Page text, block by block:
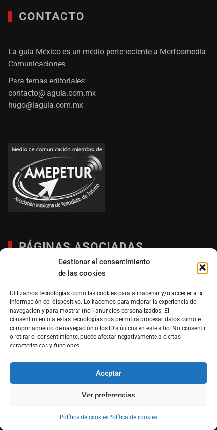
Gestionar el consentimiento
de las cookies
Utilizamos tecnologías como las cookies para almacenar y/o acceder a la
información del dispositivo. Lo hacemos para mejorar la experiencia de
navegación y para mostrar (no-) anuncios personalizados. El
consentimiento a estas tecnologías nos permitirá procesar datos como el
comportamiento de navegación o los ID's únicos en este sitio. No consentir
o retirar el consentimiento, puede afectar negativamente a ciertas
características y funciones.
Aceptar
Ver preferencias
Política de cookiesPolítica de cookies
CONTACTO
La gula México es un medio perteneciente a Morfosmedia
Comunicaciones.
Para temas editoriales:
contacto@lagula.com.mx
hugo@lagula.com.mx
PÁGINAS ASOCIADAS
publicidad y los negocios:
www.themarkethink.com
Impresiónate con lo último en impresión digital y
tecnología:
www.printproject.com.mx
Sólo para cinéfilos de hueso colorado: